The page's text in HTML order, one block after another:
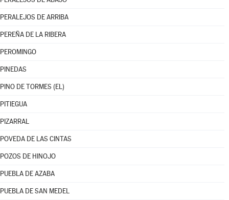
PERALEJOS DE ARRIBA
PEREÑA DE LA RIBERA
PEROMINGO
PINEDAS
PINO DE TORMES (EL)
PITIEGUA
PIZARRAL
POVEDA DE LAS CINTAS
POZOS DE HINOJO
PUEBLA DE AZABA
PUEBLA DE SAN MEDEL